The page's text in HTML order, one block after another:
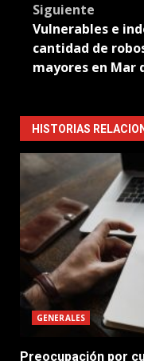
Siguiente
Vulnerables e
cantidad de
mayores en Mar
HISTORIAS
GENERALES
Preocupación por